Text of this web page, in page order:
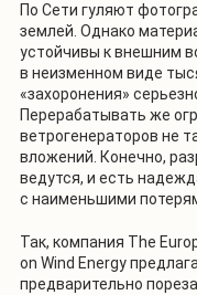
По Сети гуляют
землей. Однако
устойчивы к внешним
в неизменном виде
«захоронения»
Перерабатывать же
ветрогенераторов не
вложений. Конечно,
ведутся, и есть
с наименьшими
Так, компания The
on Wind Energy
предварительно